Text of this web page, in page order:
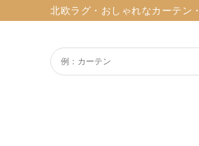
北欧ラグ・おしゃれなカーテン